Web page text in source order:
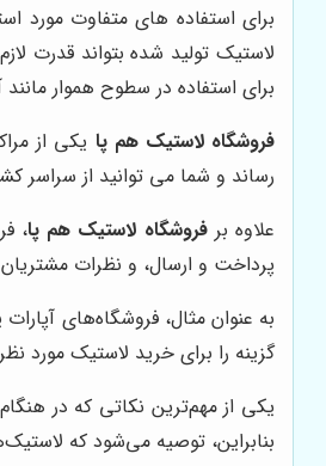
لاستیک تولید شده بتواند قدرت
برای استفاده در سطوح هموار
فروشگاه لاستیک هم پا یکی از
رساند و شما می توانید از سراسر
علاوه برفروشگاه لاستیک هم پا،
پرداخت و ارسال، و نظرات
به عنوان مثال، فروشگاه‌های
گزینه را برای خرید لاستیک مورد
یکی از مهم‌ترین نکاتی که در
بنابراین، توصیه می‌شود که